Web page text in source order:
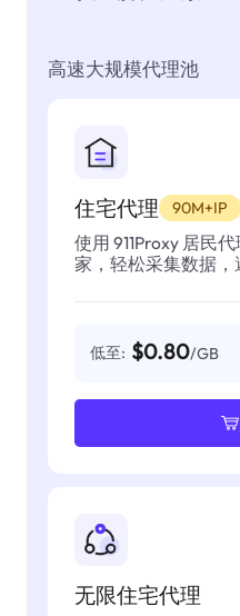
高速大规模代理池
住宅代理 90M+IP
使用 911Proxy 居民
家，轻松采集数据，
低至: $0.80/GB
无限住宅代理